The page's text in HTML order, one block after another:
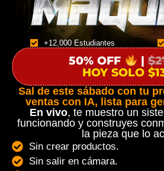
+12,000 Estudiantes
50% OFF |
HOY SOLO
Sal de este sábado con tu
ventas con IA, lista para
En vivo, te muestro un
funcionando y construyes
la pieza que lo
Sin crear productos.
Sin salir en cámara.